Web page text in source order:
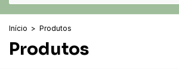
Início > Produtos
Produtos